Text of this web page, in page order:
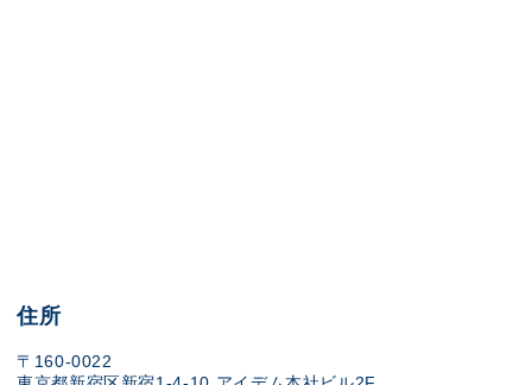
住所
〒160-0022